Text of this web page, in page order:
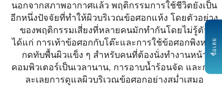
นอกจากสภาพอากาศแล้ว พฤติกรรมการใช้ชีวิตยังเป็น
อีกหนึ่งปัจจัยที่ทำให้ผิวบริเวณข้อศอกแห้ง โดยตัวอย่าง
ของพฤติกรรมเสี่ยงที่หลายคนมักทำกันโดยไม่รู้ตัว
ได้แก่ การเท้าข้อศอกกับโต๊ะและการใช้ข้อศอกพิงหรือ
กดทับพื้นผิวแข็ง ๆ สำหรับคนที่ต้องนั่งทำงานหน้า
คอมพิวเตอร์เป็นเวลานาน, การอาบน้ำร้อนจัด และการ
ละเลยการดูแลผิวบริเวณข้อศอกอย่างสม่ำเสมอ
ซื้อเลย